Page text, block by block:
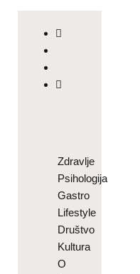
Zdravlje
Psihologija
Gastro
Lifestyle
Društvo
Kultura
O